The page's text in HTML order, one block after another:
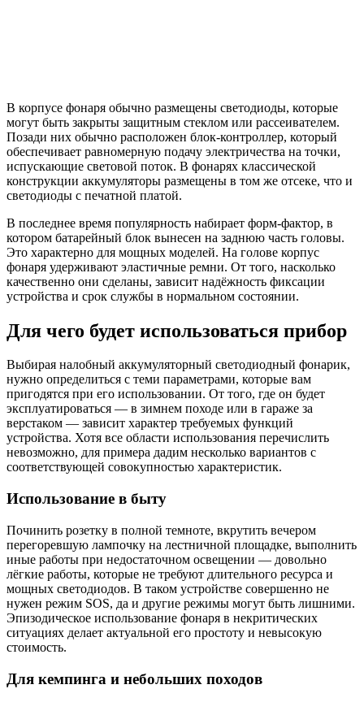
В корпусе фонаря обычно размещены светодиоды, которые
могут быть закрыты защитным стеклом или рассеивателем.
Позади них обычно расположен блок-контроллер, который
обеспечивает равномерную подачу электричества на точки,
испускающие световой поток. В фонарях классической
конструкции аккумуляторы размещены в том же отсеке, что и
светодиоды с печатной платой.
В последнее время популярность набирает форм-фактор, в
котором батарейный блок вынесен на заднюю часть головы.
Это характерно для мощных моделей. На голове корпус
фонаря удерживают эластичные ремни. От того, насколько
качественно они сделаны, зависит надёжность фиксации
устройства и срок службы в нормальном состоянии.
Для чего будет использоваться прибор
Выбирая налобный аккумуляторный светодиодный фонарик,
нужно определиться с теми параметрами, которые вам
пригодятся при его использовании. От того, где он будет
эксплуатироваться — в зимнем походе или в гараже за
верстаком — зависит характер требуемых функций
устройства. Хотя все области использования перечислить
невозможно, для примера дадим несколько вариантов с
соответствующей совокупностью характеристик.
Использование в быту
Починить розетку в полной темноте, вкрутить вечером
перегоревшую лампочку на лестничной площадке, выполнить
иные работы при недостаточном освещении — довольно
лёгкие работы, которые не требуют длительного ресурса и
мощных светодиодов. В таком устройстве совершенно не
нужен режим SOS, да и другие режимы могут быть лишними.
Эпизодическое использование фонаря в некритических
ситуациях делает актуальной его простоту и невысокую
стоимость.
Для кемпинга и небольших походов